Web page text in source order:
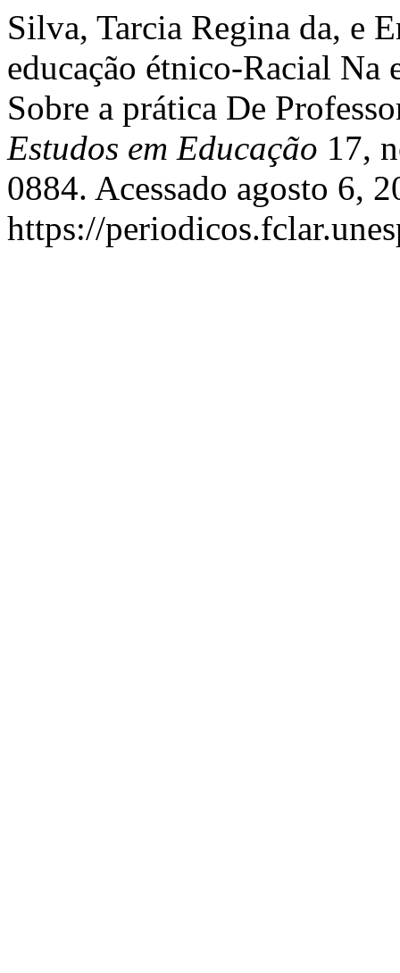
Silva, Tarcia Regina da, e
educação étnico-Racial
Sobre a prática De
Estudos em Educação 17,
0884. Acessado agosto 6,
https://